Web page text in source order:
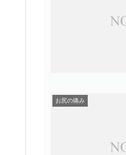
お尻の痛み